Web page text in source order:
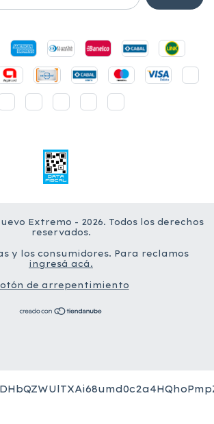
Extremo - 2026. Todos los derechos
reservados.
y los consumidores. Para reclamos
ingresá acá.
de arrepentimiento